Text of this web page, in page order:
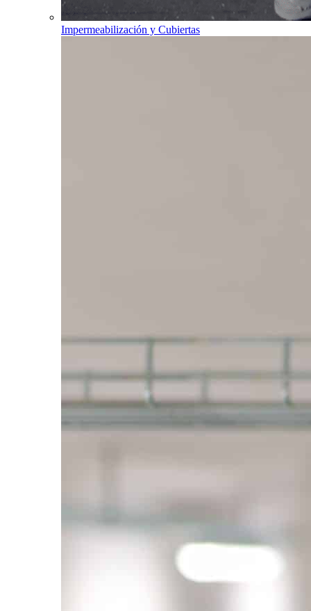
Impermeabilización y Cubiertas